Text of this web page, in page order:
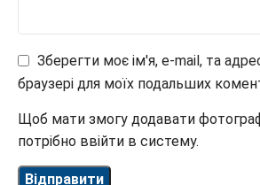
Зберегти моє ім'я, e-mail, та
браузері для моїх подальших
Щоб мати змогу додавати
потрібно ввійти в систему.